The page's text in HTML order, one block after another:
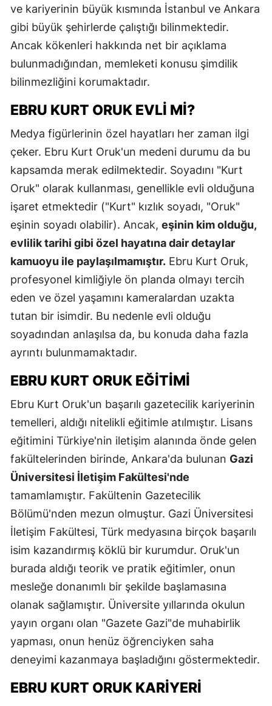
ve kariyerinin büyük kısmında İstanbul ve Ankara
gibi büyük şehirlerde çalıştığı bilinmektedir.
Ancak kökenleri hakkında net bir açıklama
bulunmadığından, memleketi konusu şimdilik
bilinmezliğini korumaktadır.
EBRU KURT ORUK EVLI MI?
Medya figürlerinin özel hayatları her zaman ilgi
çeker. Ebru Kurt Oruk'un medeni durumu da bu
kapsamda merak edilmektedir. Soyadını "Kurt
Oruk" olarak kullanması, genellikle evli olduğuna
işaret etmektedir ("Kurt" kızlık soyadı, "Oruk"
eşinin soyadı olabilir). Ancak, eşinin kim olduğu,
evlilik tarihi gibi özel hayatına dair detaylar
kamuoyu ile paylaşılmamıştır. Ebru Kurt Oruk,
profesyonel kimliğiyle ön planda olmayı tercih
eden ve özel yaşamını kameralardan uzakta
tutan bir isimdir. Bu nedenle evli olduğu
soyadından anlaşılsa da, bu konuda daha fazla
ayrıntı bulunmamaktadır.
EBRU KURT ORUK EĞITIMI
Ebru Kurt Oruk'un başarılı gazetecilik kariyerinin
temelleri, aldığı nitelikli eğitimle atılmıştır. Lisans
eğitimini Türkiye'nin iletişim alanında önde gelen
fakültelerinden birinde, Ankara'da bulunan Gazi
Üniversitesi İletişim Fakültesi'nde
tamamlamıştır. Fakültenin Gazetecilik
Bölümü'nden mezun olmuştur. Gazi Üniversitesi
İletişim Fakültesi, Türk medyasına birçok başarılı
isim kazandırmış köklü bir kurumdur. Oruk'un
burada aldığı teorik ve pratik eğitimler, onun
mesleğe donanımlı bir şekilde başlamasına
olanak sağlamıştır. Üniversite yıllarında okulun
yayın organı olan "Gazete Gazi"de muhabirlik
yapması, onun henüz öğrenciyken saha
deneyimi kazanmaya başladığını göstermektedir.
EBRU KURT ORUK KARIYERI